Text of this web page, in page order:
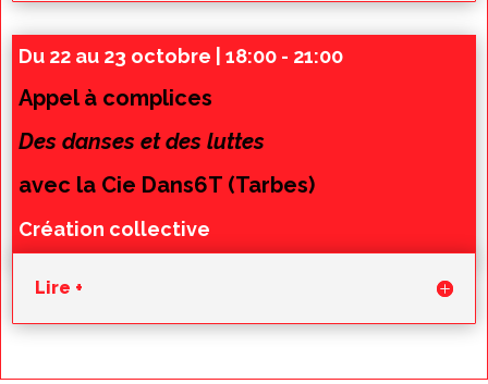
Du 22 au 23 octobre | 18:00 - 21:00
Appel à complices
Des danses et des luttes
avec la Cie Dans6T (Tarbes)
Création collective
Lire +